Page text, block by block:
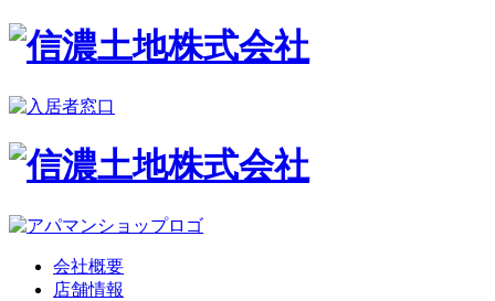
会社概要
店舗情報